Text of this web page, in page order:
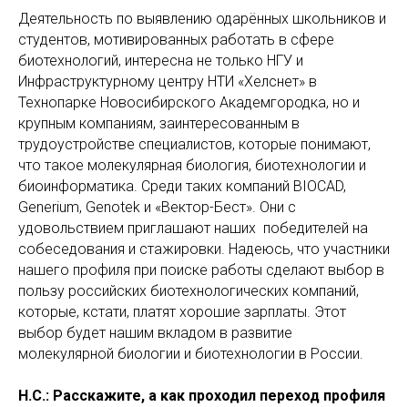
Деятельность по выявлению одарённых школьников и
студентов, мотивированных работать в сфере
биотехнологий, интересна не только НГУ и
Инфраструктурному центру НТИ «Хелснет» в
Технопарке Новосибирского Академгородка, но и
крупным компаниям, заинтересованным в
трудоустройстве специалистов, которые понимают,
что такое молекулярная биология, биотехнологии и
биоинформатика. Среди таких компаний BIOCAD,
Generium, Genotek и «Вектор-Бест». Они с
удовольствием приглашают наших победителей на
собеседования и стажировки. Надеюсь, что участники
нашего профиля при поиске работы сделают выбор в
пользу российских биотехнологических компаний,
которые, кстати, платят хорошие зарплаты. Этот
выбор будет нашим вкладом в развитие
молекулярной биологии и биотехнологии в России.
Н.С.: Расскажите, а как проходил переход профиля